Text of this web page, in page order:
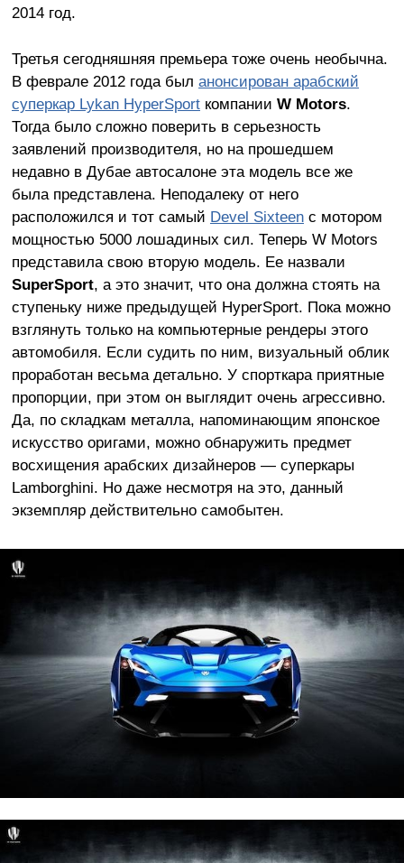
2014 год.
Третья сегодняшняя премьера тоже очень необычна.
В феврале 2012 года был анонсирован арабский
суперкар Lykan HyperSportкомпании W Motors.
Тогда было сложно поверить в серьезность
заявлений производителя, но на прошедшем
недавно в Дубае автосалоне эта модель все же
была представлена. Неподалеку от него
расположился и тот самый Devel Sixteenс мотором
мощностью 5000 лошадиных сил. Теперь W Motors
представила свою вторую модель. Ее назвали
SuperSport, а это значит, что она должна стоять на
ступеньку ниже предыдущей HyperSport. Пока можно
взглянуть только на компьютерные рендеры этого
автомобиля. Если судить по ним, визуальный облик
проработан весьма детально. У спорткара приятные
пропорции, при этом он выглядит очень агрессивно.
Да, по складкам металла, напоминающим японское
искусство оригами, можно обнаружить предмет
восхищения арабских дизайнеров — суперкары
Lamborghini. Но даже несмотря на это, данный
экземпляр действительно самобытен.